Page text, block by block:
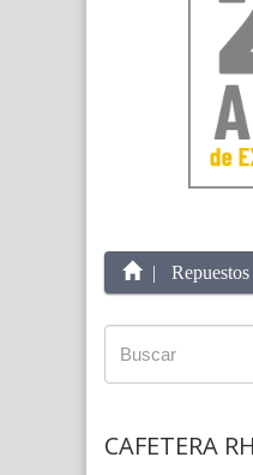
Repuestos
CAFETERA